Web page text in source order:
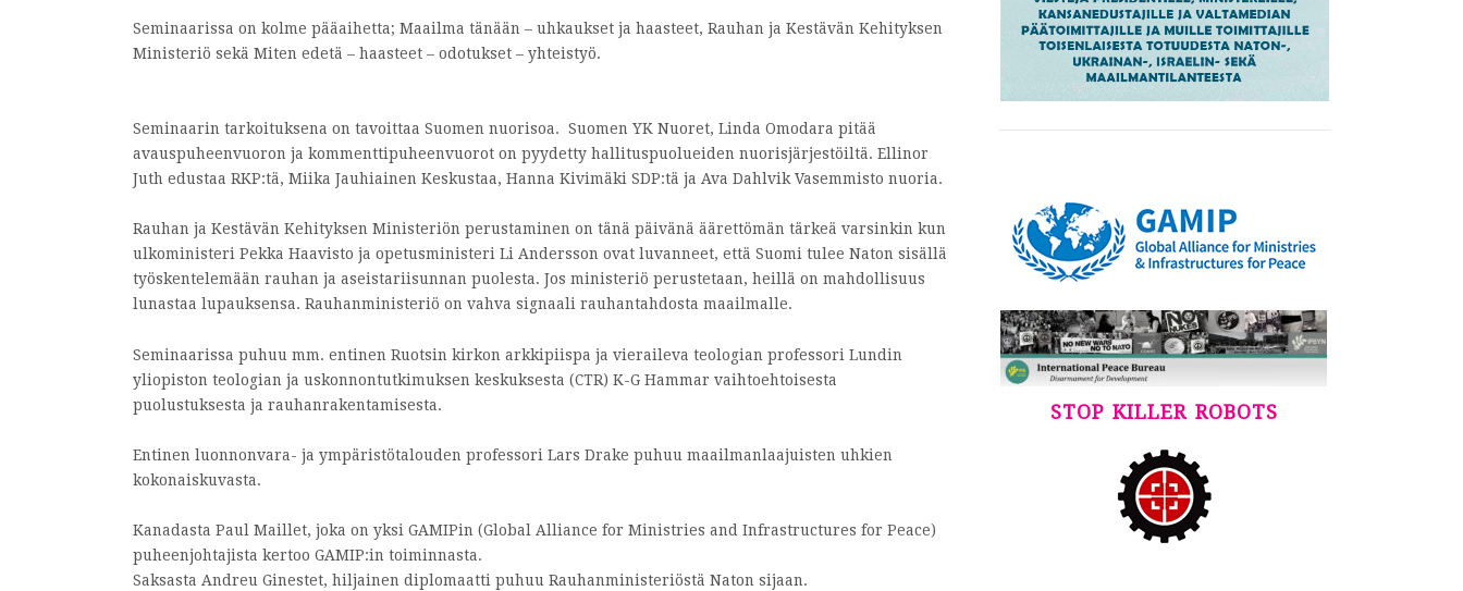
Seminaarissa on kolme pääaihetta; Maailma tänään – uhkaukset ja haasteet, Rauhan ja Kestävän Kehityksen
Ministeriö sekä Miten edetä – haasteet – odotukset – yhteistyö.
Seminaarin tarkoituksena on tavoittaa Suomen nuorisoa. Suomen YK Nuoret, Linda Omodara pitää
avauspuheenvuoron ja kommenttipuheenvuorot on pyydetty hallituspuolueiden nuorisjärjestöiltä. Ellinor
Juth edustaa RKP:tä, Miika Jauhiainen Keskustaa, Hanna Kivimäki SDP:tä ja Ava Dahlvik Vasemmisto nuoria.
Rauhan ja Kestävän Kehityksen Ministeriön perustaminen on tänä päivänä äärettömän tärkeä varsinkin kun
ulkoministeri Pekka Haavisto ja opetusministeri Li Andersson ovat luvanneet, että Suomi tulee Naton sisällä
työskentelemään rauhan ja aseistariisunnan puolesta. Jos ministeriö perustetaan, heillä on mahdollisuus
lunastaa lupauksensa. Rauhanministeriö on vahva signaali rauhantahdosta maailmalle.
Seminaarissa puhuu mm. entinen Ruotsin kirkon arkkipiispa ja vieraileva teologian professori Lundin
yliopiston teologian ja uskonnontutkimuksen keskuksesta (CTR) K-G Hammar vaihtoehtoisesta
puolustuksesta ja rauhanrakentamisesta.
Entinen luonnonvara- ja ympäristötalouden professori Lars Drake puhuu maailmanlaajuisten uhkien
kokonaiskuvasta.
Kanadasta Paul Maillet, joka on yksi GAMIPin (Global Alliance for Ministries and Infrastructures for Peace)
puheenjohtajista kertoo GAMIP:in toiminnasta.
Saksasta Andreu Ginestet, hiljainen diplomaatti puhuu Rauhanministeriöstä Naton sijaan.
STOP KILLER ROBOTS